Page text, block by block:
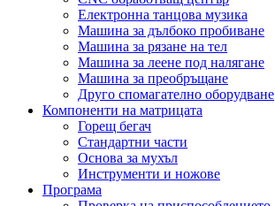
Електронна танцова музика
Машина за дълбоко пробиване
Машина за рязане на тел
Машина за леене под налягане
Машина за преобръщане
Друго спомагателно оборудване
Компоненти на матрицата
Горещ бегач
Стандартни части
Основа за мухъл
Инструменти и ножове
Програма